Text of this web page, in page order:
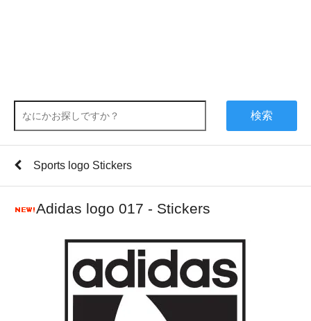
検索
Sports logo Stickers
Adidas logo 017 - Stickers